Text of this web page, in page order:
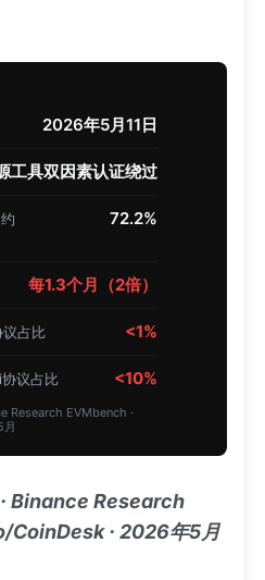
2026年5月11日
工具双因素认证绕过
72.2%
每1.3个月（2倍）
占比 <1%
议占比 <10%
Research EVMbench ·
Binance Research
CoinDesk · 2026年5月